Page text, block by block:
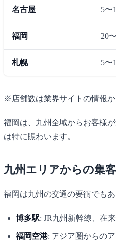
名古屋 5〜
福岡 20
札幌 5〜
※店舗数は業界サイトの情報か
福岡は、九州全域からお客様が
は特に賑わいます。
九州エリアからの集
福岡は九州の交通の要衝でもあ
博多駅: JR九州新幹線、在
福岡空港: アジア圏からの